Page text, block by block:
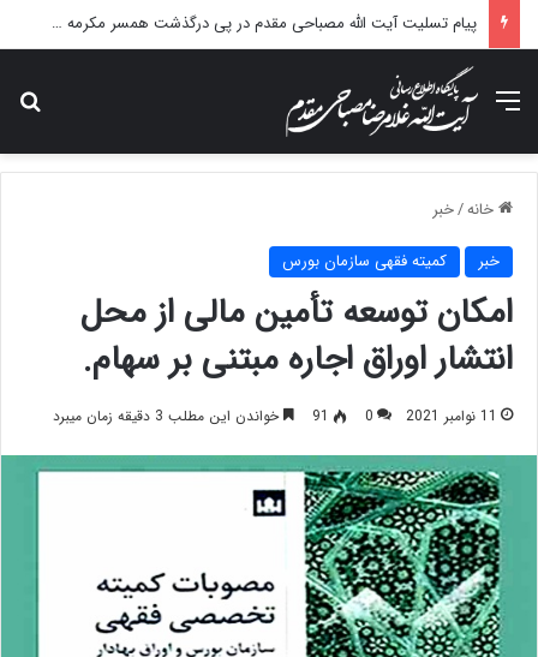
پیام تسلیت آیت الله مصباحی مقدم در پی درگذشت همسر مکرمه حضرت آیت‌الله العظمی سیستانی.
منو
خانه/خبر
خبر کمیته فقهی سازمان بورس
امکان توسعه تأمین مالی از محل
انتشار اوراق اجاره مبتنی بر سهام.
11 نوامبر 2021 0
91 خواندن این مطلب 3 دقیقه زمان میبرد